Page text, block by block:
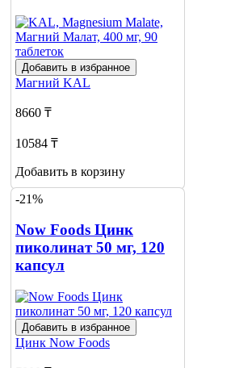
Добавить в избранное
Магний KAL
8660 ₸
10584 ₸
Добавить в корзину
-21%
Now Foods Цинк
пиколинат 50 мг, 120
капсул
Добавить в избранное
Цинк Now Foods